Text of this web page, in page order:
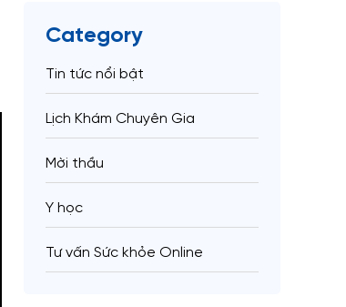
Category
Tin tức nổi bật
Lịch Khám Chuyên Gia
Mời thầu
Y học
Tư vấn Sức khỏe Online